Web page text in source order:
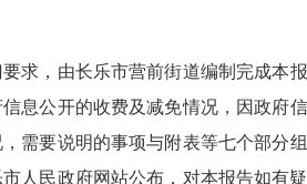
由长乐市营前街道编制完成本报
息公开的收费及减免情况，因政府
需要说明的事项与附表等七个部分
人民政府网站公布，对本报告如有